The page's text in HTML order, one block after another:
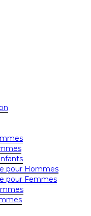
pour Hommes
pour Femmes